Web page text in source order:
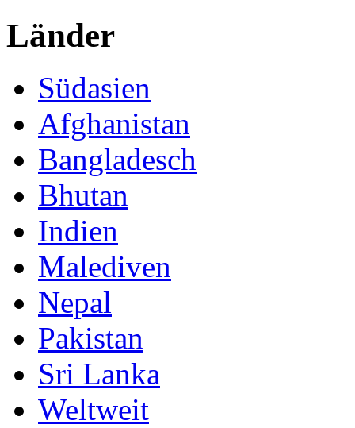
Länder
Südasien
Afghanistan
Bangladesch
Bhutan
Indien
Malediven
Nepal
Pakistan
Sri Lanka
Weltweit